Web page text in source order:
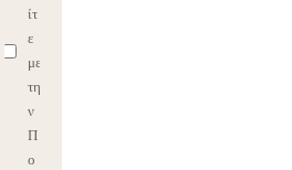
ίτ
ε
με
τη
ν
Π
ο